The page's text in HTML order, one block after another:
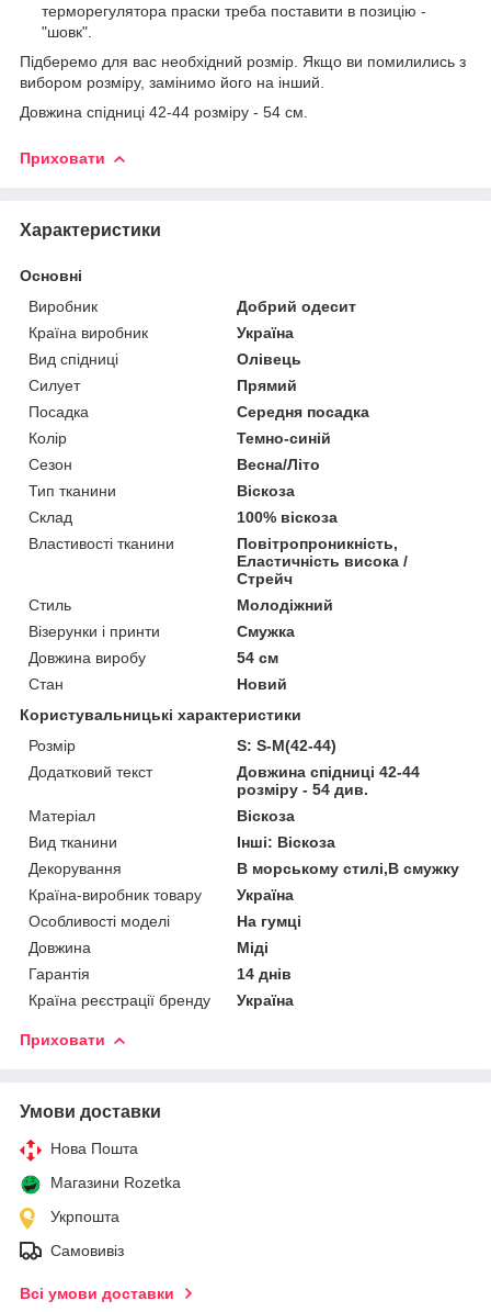
терморегулятора праски треба поставити в позицію -
"шовк".
Підберемо для вас необхідний розмір. Якщо ви помилились з
вибором розміру, замінимо його на інший.
Довжина спідниці 42-44 розміру - 54 см.
Приховати
Характеристики
Основні
Виробник
Добрий одесит
Країна виробник
Україна
Вид спідниці
Олівець
Силует
Прямий
Посадка
Середня посадка
Колір
Темно-синій
Сезон
Весна/Літо
Тип тканини
Віскоза
Склад
100% віскоза
Властивості тканини
Повітропроникність,
Еластичність висока /
Стрейч
Стиль
Молодіжний
Візерунки і принти
Смужка
Довжина виробу
54 см
Стан
Новий
Користувальницькі характеристики
Розмір
S: S-M(42-44)
Додатковий текст
Довжина спідниці 42-44
розміру - 54 див.
Матеріал
Віскоза
Вид тканини
Інші: Віскоза
Декорування
В морському стилі,В смужку
Країна-виробник товару
Україна
Особливості моделі
На гумці
Довжина
Міді
Гарантія
14 днів
Країна реєстрації бренду
Україна
Приховати
Умови доставки
Нова Пошта
Магазини Rozetka
Укрпошта
Самовивіз
Всі умови доставки